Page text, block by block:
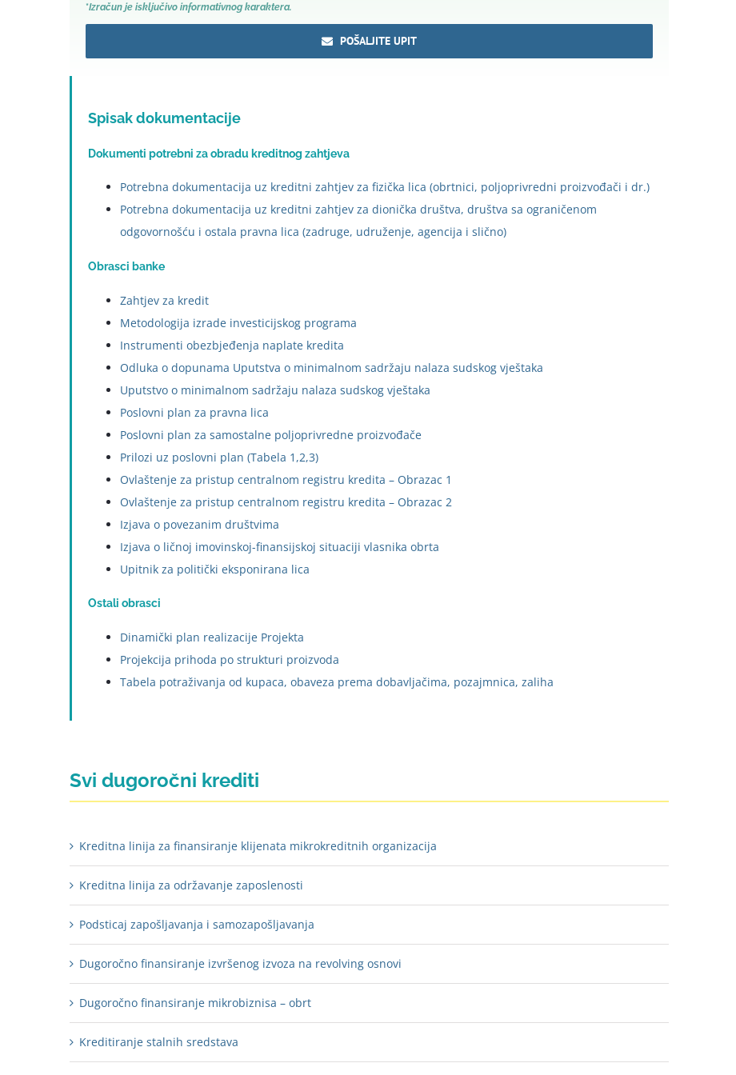
*Izračun je isključivo informativnog karaktera.
POŠALJITE UPIT
Spisak dokumentacije
Dokumenti potrebni za obradu kreditnog zahtjeva
Potrebna dokumentacija uz kreditni zahtjev za fizička lica (obrtnici, poljoprivredni proizvođači i dr.)
Potrebna dokumentacija uz kreditni zahtjev za dionička društva, društva sa ograničenom
odgovornošću i ostala pravna lica (zadruge, udruženje, agencija i slično)
Obrasci banke
Zahtjev za kredit
Metodologija izrade investicijskog programa
Instrumenti obezbjeđenja naplate kredita
Odluka o dopunama Uputstva o minimalnom sadržaju nalaza sudskog vještaka
Uputstvo o minimalnom sadržaju nalaza sudskog vještaka
Poslovni plan za pravna lica
Poslovni plan za samostalne poljoprivredne proizvođače
Prilozi uz poslovni plan (Tabela 1,2,3)
Ovlaštenje za pristup centralnom registru kredita – Obrazac 1
Ovlaštenje za pristup centralnom registru kredita – Obrazac 2
Izjava o povezanim društvima
Izjava o ličnoj imovinskoj-finansijskoj situaciji vlasnika obrta
Upitnik za politički eksponirana lica
Ostali obrasci
Dinamički plan realizacije Projekta
Projekcija prihoda po strukturi proizvoda
Tabela potraživanja od kupaca, obaveza prema dobavljačima, pozajmnica, zaliha
Svi dugoročni krediti
Kreditna linija za finansiranje klijenata mikrokreditnih organizacija
Kreditna linija za održavanje zaposlenosti
Podsticaj zapošljavanja i samozapošljavanja
Dugoročno finansiranje izvršenog izvoza na revolving osnovi
Dugoročno finansiranje mikrobiznisa – obrt
Kreditiranje stalnih sredstava